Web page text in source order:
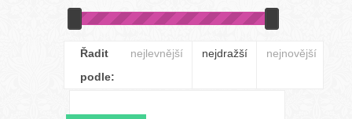
Řadit
podle:
nejlevnější nejdražší nejnovější